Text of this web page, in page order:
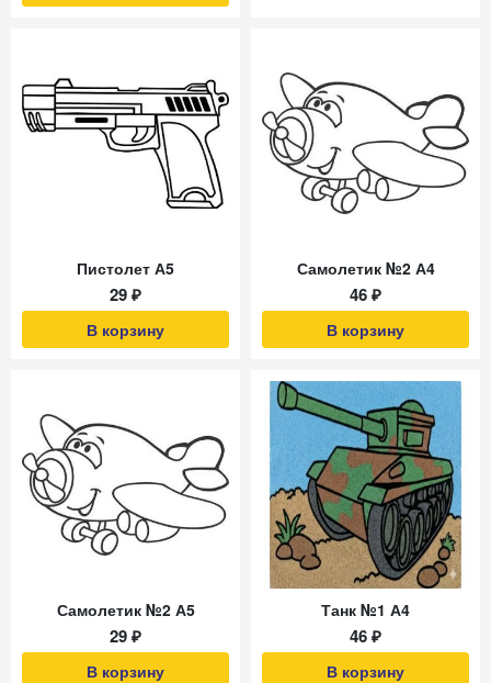
Пистолет А5
29 ₽
В корзину
Самолетик №2 А4
46 ₽
В корзину
Самолетик №2 А5
29 ₽
В корзину
Танк №1 А4
46 ₽
В корзину